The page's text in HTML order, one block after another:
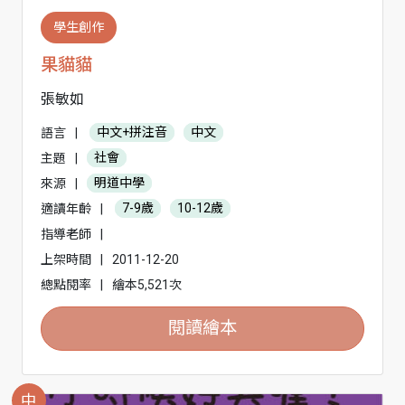
學生創作
果貓貓
張敏如
語言 中文+拼注音
中文
主題
社會
來源
明道中學
適讀年齡
7-9歲
10-12歲
指導老師
上架時間
2011-12-20
總點閱率
繪本5,521次
閱讀繪本
中